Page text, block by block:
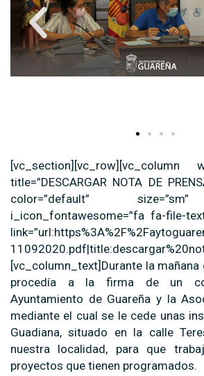
[vc_section][vc_row][vc_column
title=”DESCARGAR NOTA DE
color=”default”
i_icon_fontawesome=”fa fa-file-
[vc_column_text]Durante la mañana
procedía a la firma de un
Ayuntamiento de Guareña y la
mediante el cual se le cede unas
Guadiana, situado en la calle
nuestra localidad, para que
proyectos que tienen programados.